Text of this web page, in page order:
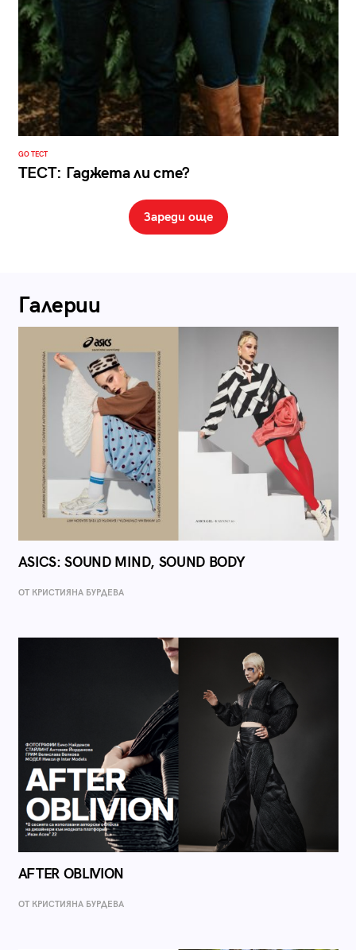
GO ТЕСТ
ТЕСТ: Гаджета ли сте?
Зареди още
Галерии
ASICS: SOUND MIND, SOUND BODY
ОТ КРИСТИЯНА БУРДЕВА
AFTER OBLIVION
ОТ КРИСТИЯНА БУРДЕВА